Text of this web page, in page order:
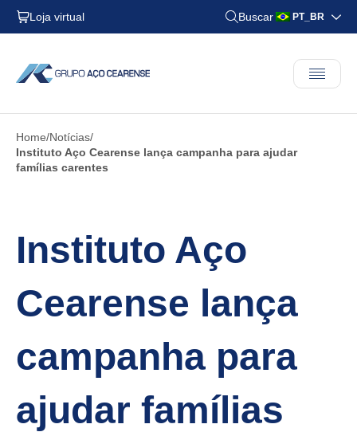
Loja virtual Buscar PT_BR
Home Notícias
Instituto Aço Cearense lança campanha para ajudar
famílias carentes
Instituto Aço
Cearense lança
campanha para
ajudar famílias